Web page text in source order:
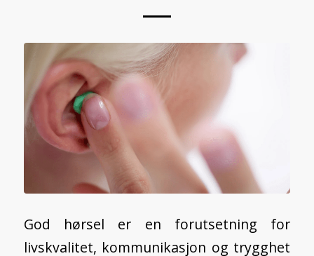
God hørsel er en forutsetning for
livskvalitet, kommunikasjon og trygghet